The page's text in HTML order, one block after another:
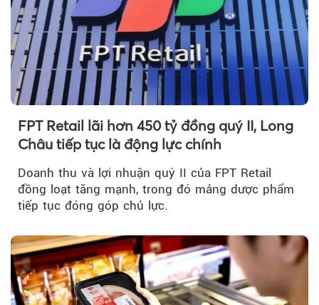
FPT Retail lãi hơn 450 tỷ đồng quý II, Long
Châu tiếp tục là động lực chính
Doanh thu và lợi nhuận quý II của FPT Retail
đồng loạt tăng mạnh, trong đó mảng dược phẩm
tiếp tục đóng góp chủ lực.